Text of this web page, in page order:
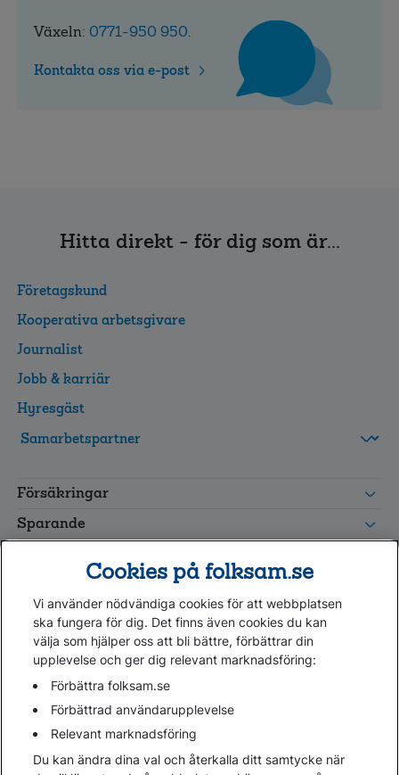
Växeln: 0771-950 950.
Kontakta oss via e-post
Hitta direkt - för dig som är...
Företagskund
Kooperativa arbetsgivare
Journalist
Jobb & karriär
Hyresgäst
grupp
Leverantörswebb
Försäkringar
Sparande
Kundservice
Hjälp
Webbkarta
Cookies
Hantera cookies
Personuppgifter GDPR
Cookies på folksam.se
Vi använder nödvändiga cookies för att webbplatsen
ska fungera för dig. Det finns även cookies du kan
välja som hjälper oss att bli bättre, förbättrar din
upplevelse och ger dig relevant marknadsföring:
Förbättra folksam.se
Förbättrad användarupplevelse
Relevant marknadsföring
Du kan ändra dina val och återkalla ditt samtycke när